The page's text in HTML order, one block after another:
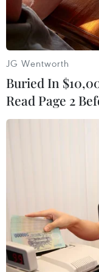
Cố vấn an ninh quốc
Cố vấn an ninh
28/4 cho biết
bên không phải
trong vấn đề phi
Trong một cuộc
JG Wentworth
Buried In
Read Page 2